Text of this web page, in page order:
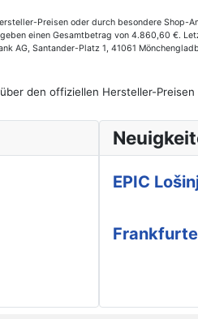
Preisen oder durch besondere Shop-
einen Gesamtbetrag von 4.860,60 €.
AG, Santander-Platz 1, 41061
den offiziellen Hersteller-
EPIC